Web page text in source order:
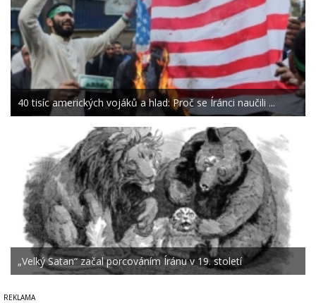
40 tisíc amerických vojáků a hlad: Proč se Íránci naučili ...
„Velký Satan“ začal porcováním Íránu v 19. století